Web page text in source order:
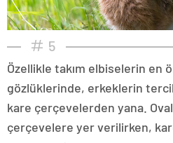
5
Özellikle takım elbiselerin en
gözlüklerinde, erkeklerin
kare çerçevelerden yana.
çerçevelere yer verilirken,